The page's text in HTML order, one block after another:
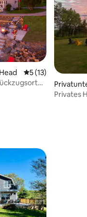
Durchschnittliche
5 (13)
y
Privates